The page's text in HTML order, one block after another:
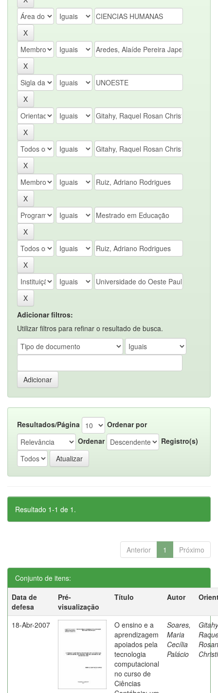
Adicionar filtros:
Utilizar filtros para refinar o resultado de busca.
Resultados/Página
Ordenar por
Ordenar
Registro(s)
Resultado 1-1 de 1.
Anterior 1 Próximo
Conjunto de itens:
Data de
defesa
Pré-
visualização
Título Autor
18-Abr-2007
O ensino e a
aprendizagem
apoiados pela
tecnologia
computacional
no curso de
Ciências
Soares,
Maria
Cecília
Palácio
Rosan